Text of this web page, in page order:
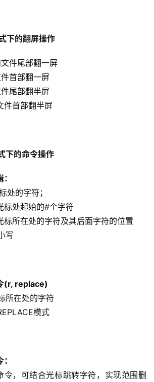
下的翻屏操作
件尾部翻一屏
件首部翻一屏
件尾部翻半屏
件首部翻半屏
下的命令操作
字符；
起始的#个字符
处的字符及其后面字符的位置
(r, replace)
处的字符
模式
结合光标跳转字符，实现范围删